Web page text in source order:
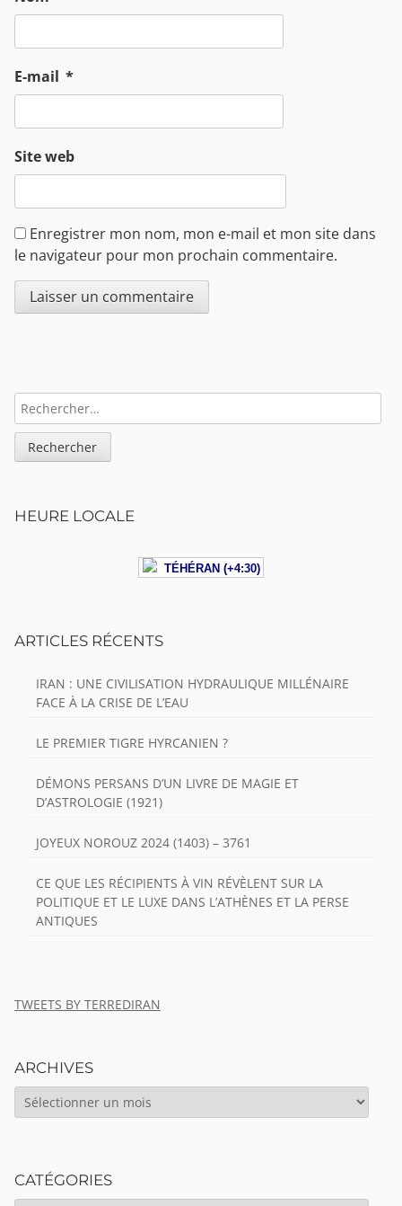
E-mail *
Site web
Enregistrer mon nom, mon e-mail et mon site dans
le navigateur pour mon prochain commentaire.
Sidebar
RECHERCHER :
HEURE LOCALE
TÉHÉRAN (+4:30)
ARTICLES RÉCENTS
IRAN : UNE CIVILISATION HYDRAULIQUE MILLÉNAIRE
FACE À LA CRISE DE L’EAU
LE PREMIER TIGRE HYRCANIEN ?
DÉMONS PERSANS D’UN LIVRE DE MAGIE ET
D’ASTROLOGIE (1921)
JOYEUX NOROUZ 2024 (1403) – 3761
CE QUE LES RÉCIPIENTS À VIN RÉVÈLENT SUR LA
POLITIQUE ET LE LUXE DANS L’ATHÈNES ET LA PERSE
ANTIQUES
TWEETS BY TERREDIRAN
ARCHIVES
ARCHIVES
CATÉGORIES